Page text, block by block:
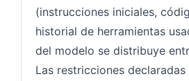
(instrucciones iniciales,
historial de herramientas
del modelo se distribuye
Las restricciones